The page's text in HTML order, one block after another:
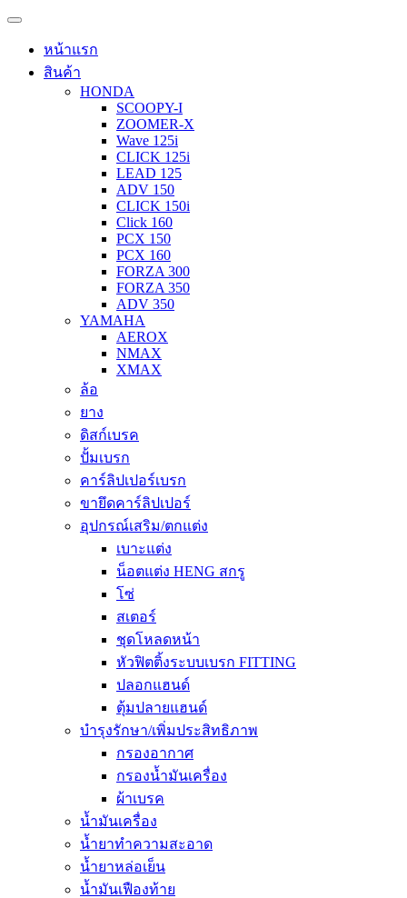
หน้าแรก
สินค้า
HONDA
SCOOPY-I
ZOOMER-X
Wave 125i
CLICK 125i
LEAD 125
ADV 150
CLICK 150i
Click 160
PCX 150
PCX 160
FORZA 300
FORZA 350
ADV 350
YAMAHA
AEROX
NMAX
XMAX
ล้อ
ยาง
ดิสก์เบรค
ปั้มเบรก
คาร์ลิปเปอร์เบรก
ขายึดคาร์ลิปเปอร์
อุปกรณ์เสริม/ตกแต่ง
เบาะแต่ง
น็อตแต่ง HENG สกรู
โซ่
สเตอร์
ชุดโหลดหน้า
หัวฟิตติ้งระบบเบรก FITTING
ปลอกแฮนด์
ตุ้มปลายแฮนด์
บำรุงรักษา/เพิ่มประสิทธิภาพ
กรองอากาศ
กรองน้ำมันเครื่อง
ผ้าเบรค
น้ำมันเครื่อง
น้ำยาทำความสะอาด
น้ำยาหล่อเย็น
น้ำมันเฟืองท้าย